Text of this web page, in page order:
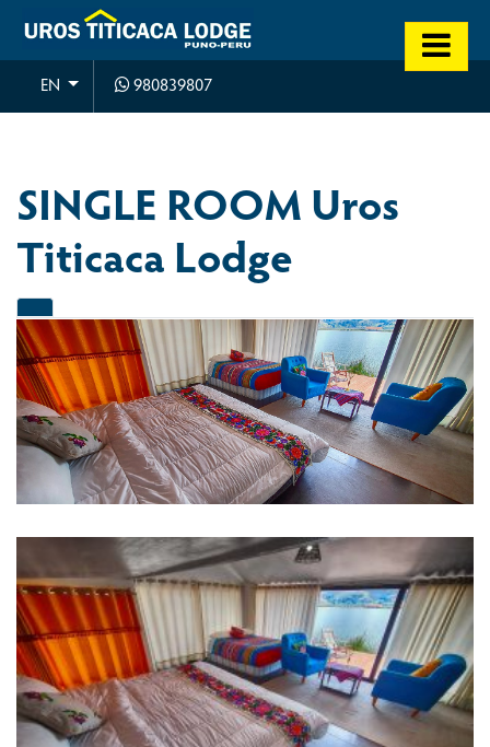
EN 980839807
SINGLE ROOM Uros
Titicaca Lodge